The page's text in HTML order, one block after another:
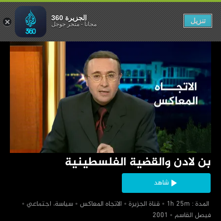
‏بن لادن والقضية الفلسطينية
شاهد
‏ المدة : 1h 25m
‏قناة الجزيرة ‏الاتجاه المعاكس
‏سياسة، اجتماعي
‏فيصل القاسم
الفلسطينية
الجزيرة 360
مجاناً-متجر جوجل تنزيل